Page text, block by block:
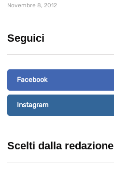
Novembre 8, 2012
Seguici
Facebook
Instagram
Scelti dalla redazione